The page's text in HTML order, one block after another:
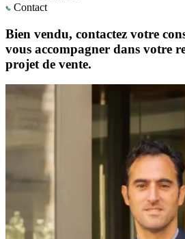
Contact
Bien vendu, contactez votre
vous accompagner dans votre
projet de vente.